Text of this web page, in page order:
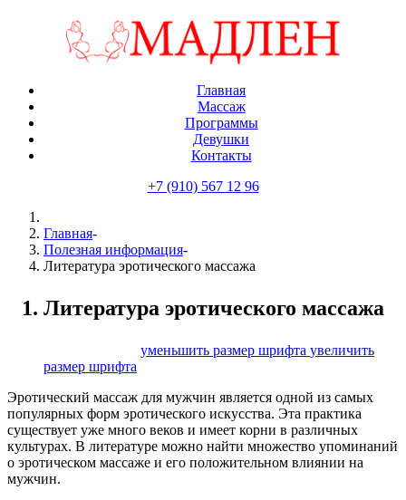
Главная
Массаж
Программы
Девушки
Контакты
+7 (910) 567 12 96
Главная-
Полезная информация-
Литература эротического массажа
Литература эротического массажа
уменьшить размер шрифта увеличить
размер шрифта
Эротический массаж для мужчин является одной из самых
популярных форм эротического искусства. Эта практика
существует уже много веков и имеет корни в различных
культурах. В литературе можно найти множество упоминаний
о эротическом массаже и его положительном влиянии на
мужчин.